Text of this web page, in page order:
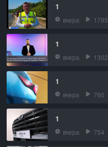
1
вчера 1795
1
вчера 1302
1
вчера 760
1
вчера 754